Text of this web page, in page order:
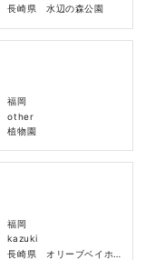
長崎県 水辺の森公園
福岡
other
植物園
福岡
kazuki
長崎県 オリーブベイホテル